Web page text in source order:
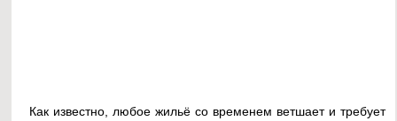
Как известно, любое жильё со временем ветшает и требует